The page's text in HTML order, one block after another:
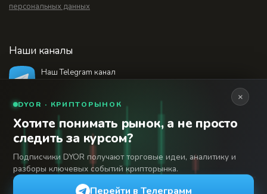
персональных данных
Наши каналы
Наш Telegram канал
18+
© 2026 Финансовый интернет-портал «Банки
Сегодня». Используя сайт BanksToday.net вы
Сетевое издание «Банки Сегодня» зарегистрировано
Федеральной службой по надзору в сфере связи,
×
DYOR · КРИПТОРЫНОК
Хотите понимать рынок, а не просто
следить за курсом?
Подписчики DYOR получают торговые идеи, аналитику и
разборы ключевых событий крипторынка.